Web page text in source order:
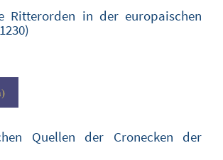
Ritterorden in der europaischen
Quellen der Cronecken der